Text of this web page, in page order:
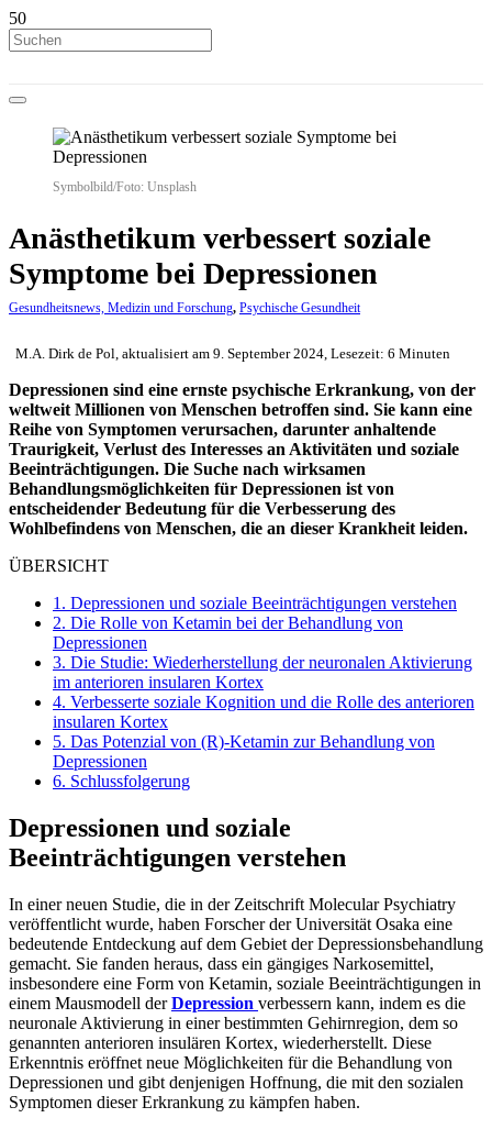
Symbolbild/Foto: Unsplash
Anästhetikum verbessert soziale
Symptome bei Depressionen
Gesundheitsnews, Medizin und Forschung, Psychische Gesundheit
M.A. Dirk de Pol, aktualisiert am 9. September 2024, Lesezeit: 6 Minuten
Depressionen sind eine ernste psychische Erkrankung, von der
weltweit Millionen von Menschen betroffen sind. Sie kann eine
Reihe von Symptomen verursachen, darunter anhaltende
Traurigkeit, Verlust des Interesses an Aktivitäten und soziale
Beeinträchtigungen. Die Suche nach wirksamen
Behandlungsmöglichkeiten für Depressionen ist von
entscheidender Bedeutung für die Verbesserung des
Wohlbefindens von Menschen, die an dieser Krankheit leiden.
ÜBERSICHT
1. Depressionen und soziale Beeinträchtigungen verstehen
2. Die Rolle von Ketamin bei der Behandlung von
Depressionen
3. Die Studie: Wiederherstellung der neuronalen Aktivierung
im anterioren insularen Kortex
4. Verbesserte soziale Kognition und die Rolle des anterioren
insularen Kortex
5. Das Potenzial von (R)-Ketamin zur Behandlung von
Depressionen
6. Schlussfolgerung
Depressionen und soziale
Beeinträchtigungen verstehen
In einer neuen Studie, die in der Zeitschrift Molecular Psychiatry
veröffentlicht wurde, haben Forscher der Universität Osaka eine
bedeutende Entdeckung auf dem Gebiet der Depressionsbehandlung
gemacht. Sie fanden heraus, dass ein gängiges Narkosemittel,
insbesondere eine Form von Ketamin, soziale Beeinträchtigungen in
einem Mausmodell derDepression verbessern kann, indem es die
neuronale Aktivierung in einer bestimmten Gehirnregion, dem so
genannten anterioren insulären Kortex, wiederherstellt. Diese
Erkenntnis eröffnet neue Möglichkeiten für die Behandlung von
Depressionen und gibt denjenigen Hoffnung, die mit den sozialen
Symptomen dieser Erkrankung zu kämpfen haben.